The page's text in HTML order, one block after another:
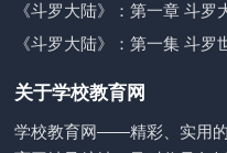
《斗罗大陆》：第一章 斗罗
《斗罗大陆》：第一集 斗
关于学校教育网
学校教育网——精彩、实用